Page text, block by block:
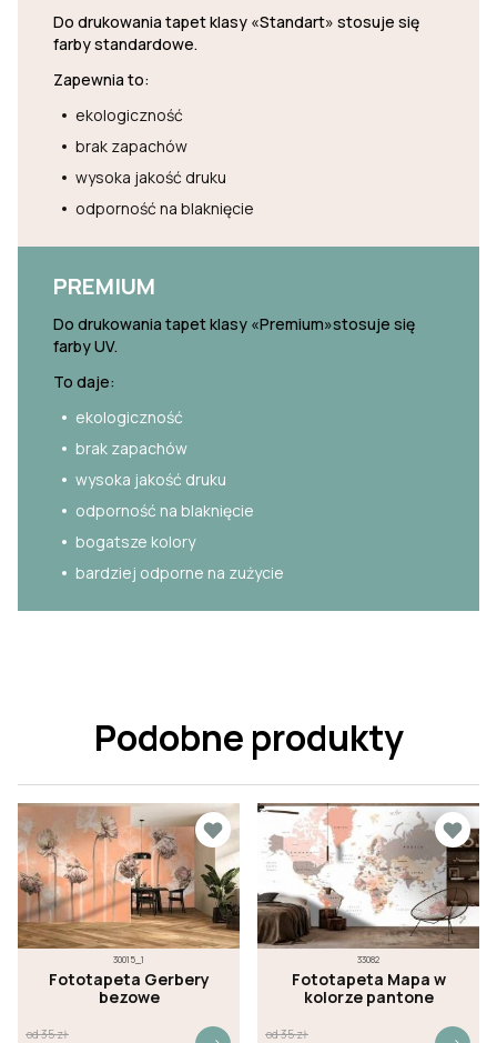
Do drukowania tapet klasy «Standart» stosuje się
farby standardowe.
Zapewnia to:
ekologiczność
brak zapachów
wysoka jakość druku
odporność na blaknięcie
PREMIUM
Do drukowania tapet klasy «Premium»stosuje się
farby UV.
To daje:
ekologiczność
brak zapachów
wysoka jakość druku
odporność na blaknięcie
bogatsze kolory
bardziej odporne na zużycie
Podobne produkty
30015_1
Fototapeta Gerbery
bezowe
od35zł
33082
Fototapeta Mapa w
kolorze pantone
od35zł